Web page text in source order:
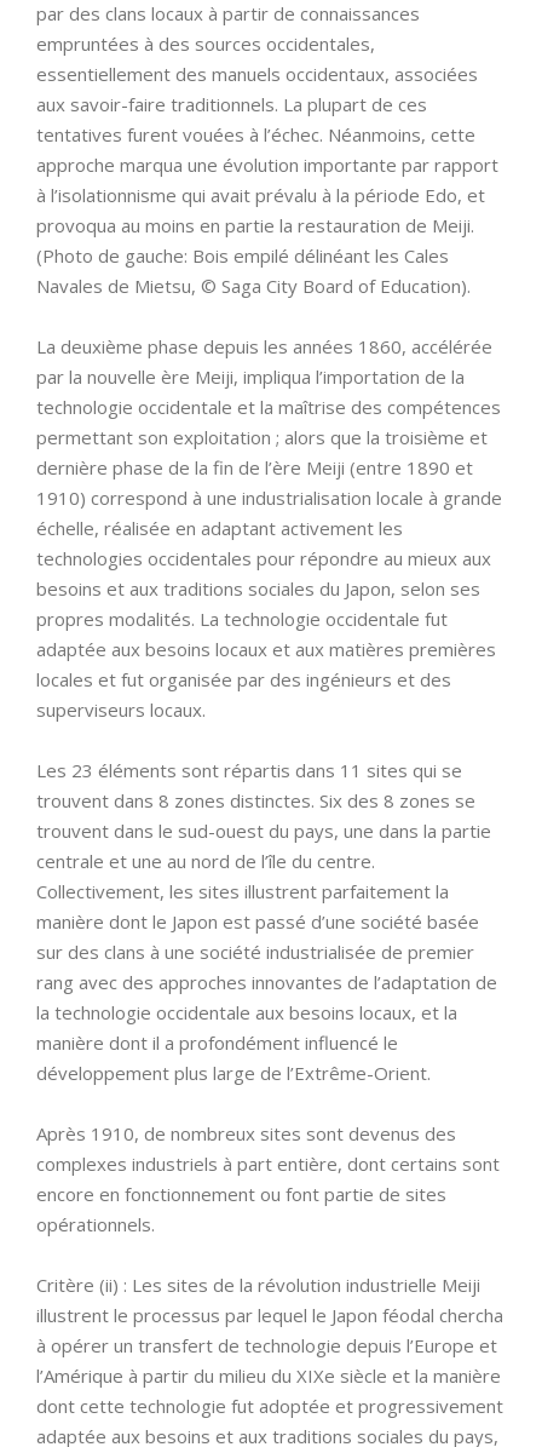
par des clans locaux à partir de connaissances
empruntées à des sources occidentales,
essentiellement des manuels occidentaux, associées
aux savoir-faire traditionnels. La plupart de ces
tentatives furent vouées à l’échec. Néanmoins, cette
approche marqua une évolution importante par rapport
à l’isolationnisme qui avait prévalu à la période Edo, et
provoqua au moins en partie la restauration de Meiji.
(Photo de gauche: Bois empilé délinéant les Cales
Navales de Mietsu, © Saga City Board of Education).
La deuxième phase depuis les années 1860, accélérée
par la nouvelle ère Meiji, impliqua l’importation de la
technologie occidentale et la maîtrise des compétences
permettant son exploitation ; alors que la troisième et
dernière phase de la fin de l’ère Meiji (entre 1890 et
1910) correspond à une industrialisation locale à grande
échelle, réalisée en adaptant activement les
technologies occidentales pour répondre au mieux aux
besoins et aux traditions sociales du Japon, selon ses
propres modalités. La technologie occidentale fut
adaptée aux besoins locaux et aux matières premières
locales et fut organisée par des ingénieurs et des
superviseurs locaux.
Les 23 éléments sont répartis dans 11 sites qui se
trouvent dans 8 zones distinctes. Six des 8 zones se
trouvent dans le sud-ouest du pays, une dans la partie
centrale et une au nord de l’île du centre.
Collectivement, les sites illustrent parfaitement la
manière dont le Japon est passé d’une société basée
sur des clans à une société industrialisée de premier
rang avec des approches innovantes de l’adaptation de
la technologie occidentale aux besoins locaux, et la
manière dont il a profondément influencé le
développement plus large de l’Extrême-Orient.
Après 1910, de nombreux sites sont devenus des
complexes industriels à part entière, dont certains sont
encore en fonctionnement ou font partie de sites
opérationnels.
Critère (ii) : Les sites de la révolution industrielle Meiji
illustrent le processus par lequel le Japon féodal chercha
à opérer un transfert de technologie depuis l’Europe et
l’Amérique à partir du milieu du XIXe siècle et la manière
dont cette technologie fut adoptée et progressivement
adaptée aux besoins et aux traditions sociales du pays,